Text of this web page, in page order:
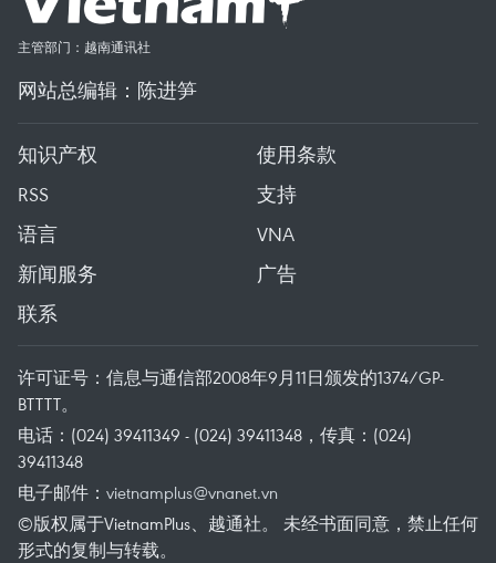
主管部门：越南通讯社
网站总编辑：陈进笋
知识产权
使用条款
RSS
支持
语言
VNA
新闻服务
广告
联系
许可证号：信息与通信部2008年9月11日颁发的1374/GP-
BTTTT。
电话：(024) 39411349 - (024) 39411348，传真：(024)
39411348
电子邮件： vietnamplus@vnanet.vn
©版权属于VietnamPlus、越通社。 未经书面同意，禁止任何
形式的复制与转载。